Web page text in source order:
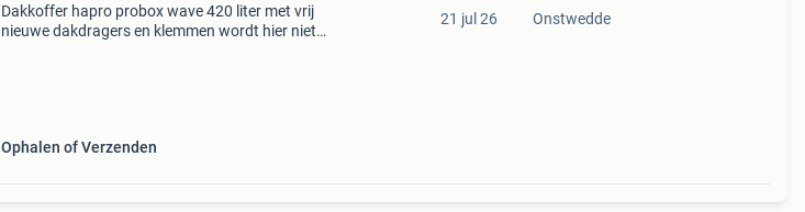
Dakkoffer hapro probox wave 420 liter met vrij
nieuwe dakdragers en klemmen wordt hier niet
Ophalen of Verzenden
21 jul 26 Onstwedde